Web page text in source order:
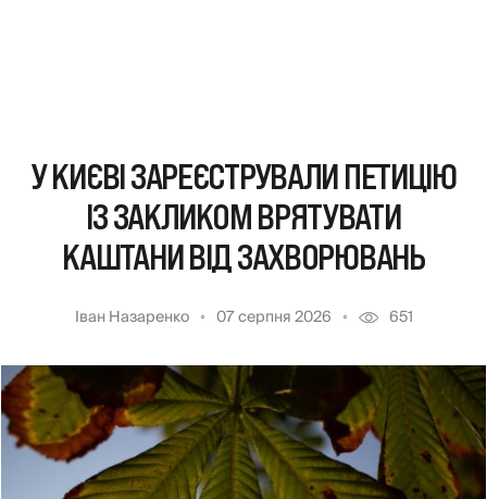
У КИЄВІ ЗАРЕЄСТРУВАЛИ ПЕТИЦІЮ
ІЗ ЗАКЛИКОМ ВРЯТУВАТИ
КАШТАНИ ВІД ЗАХВОРЮВАНЬ
Іван Назаренко 07 серпня 2026 651